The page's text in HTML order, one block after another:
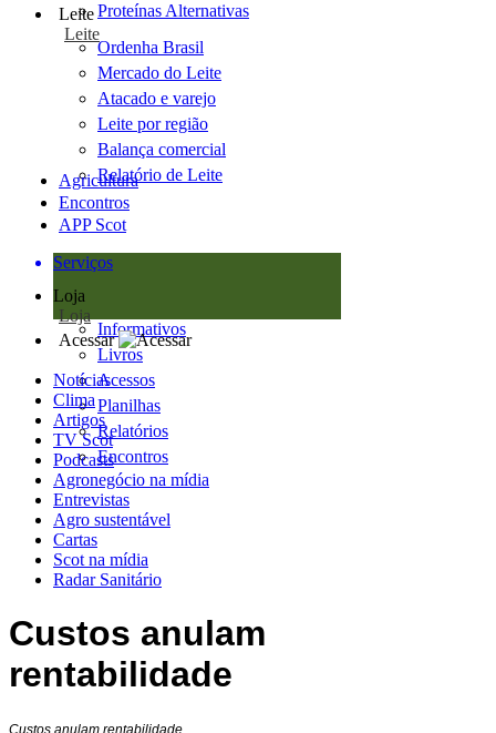
Proteínas Alternativas
Leite
Leite
Ordenha Brasil
Mercado do Leite
Atacado e varejo
Leite por região
Balança comercial
Relatório de Leite
Agricultura
Encontros
APP Scot
Serviços
Loja
Loja
Informativos
Livros
Acessos
Planilhas
Relatórios
Encontros
Acessar
Notícias
Clima
Artigos
TV Scot
Podcasts
Agronegócio na mídia
Entrevistas
Agro sustentável
Cartas
Scot na mídia
Radar Sanitário
Custos anulam
rentabilidade
Custos anulam rentabilidade